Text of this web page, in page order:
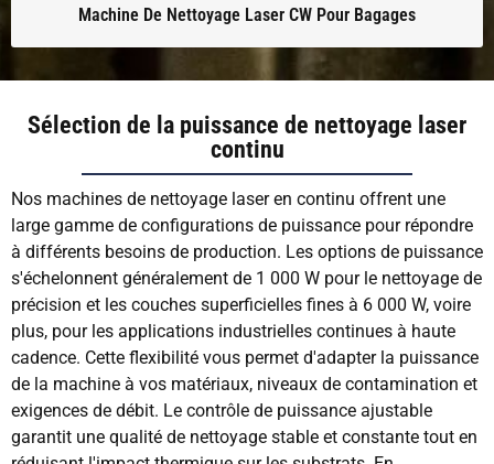
Machine De Nettoyage Laser CW Pour Bagages
Sélection de la puissance de nettoyage laser
continu
Nos machines de nettoyage laser en continu offrent une
large gamme de configurations de puissance pour répondre
à différents besoins de production. Les options de puissance
s'échelonnent généralement de 1 000 W pour le nettoyage de
précision et les couches superficielles fines à 6 000 W, voire
plus, pour les applications industrielles continues à haute
cadence. Cette flexibilité vous permet d'adapter la puissance
de la machine à vos matériaux, niveaux de contamination et
exigences de débit. Le contrôle de puissance ajustable
garantit une qualité de nettoyage stable et constante tout en